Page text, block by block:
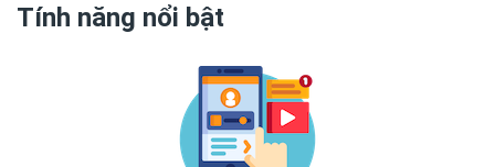
Tính năng nổi bật